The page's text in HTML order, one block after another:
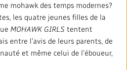
mohawk des temps modernes?
les quatre jeunes filles de la
MOHAWK GIRLS tentent
entre l’avis de leurs parents, de
et même celui de l’éboueur,